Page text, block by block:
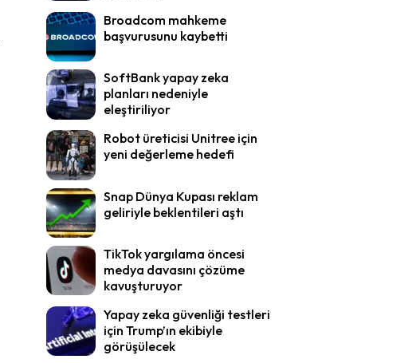
Broadcom mahkeme
başvurusunu kaybetti
SoftBank yapay zeka
planları nedeniyle
eleştiriliyor
Robot üreticisi Unitree için
yeni değerleme hedefi
Snap Dünya Kupası reklam
geliriyle beklentileri aştı
TikTok yargılama öncesi
medya davasını çözüme
kavuşturuyor
Yapay zeka güvenliği testleri
için Trump’ın ekibiyle
görüşülecek